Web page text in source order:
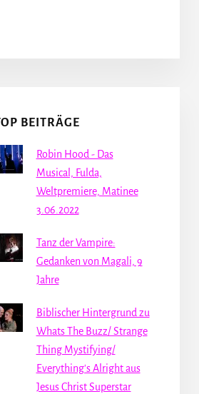
BEITRÄGE
Robin Hood - Das
Musical, Fulda,
Weltpremiere, Matinee
3.06.2022
Tanz der Vampire:
Gedanken von Magali, 9
Jahre
Biblischer Hintergrund zu
Whats The Buzz/ Strange
Thing Mystifying/
Everything's Alright aus
Jesus Christ Superstar